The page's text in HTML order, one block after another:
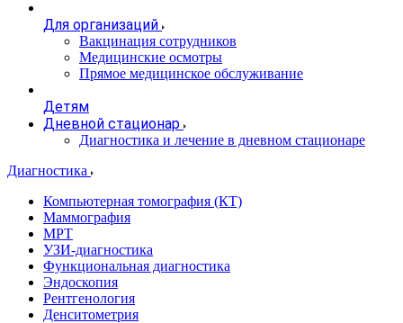
Для организаций
Вакцинация сотрудников
Медицинские осмотры
Прямое медицинское обслуживание
Детям
Дневной стационар
Диагностика и лечение в дневном стационаре
Диагностика
Компьютерная томография (КТ)
Маммография
МРТ
УЗИ-диагностика
Функциональная диагностика
Эндоскопия
Рентгенология
Денситометрия